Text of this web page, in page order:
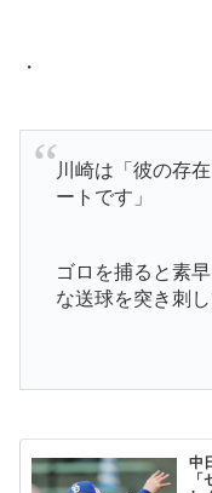
・
川崎は「彼の存
ートです」
ゴロを捕ると素
な送球を突き刺し
中